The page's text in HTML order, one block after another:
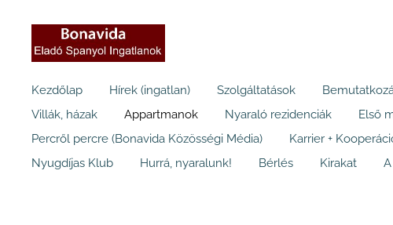
Kezdőlap Hírek (ingatlan) Szolgáltatások
Villák, házak
Appartmanok Nyaraló rezidenciák Első
Percről percre (Bonavida Közösségi Média)
Karrier +
Nyugdíjas Klub
Hurrá, nyaralunk! Bérlés Kirakat